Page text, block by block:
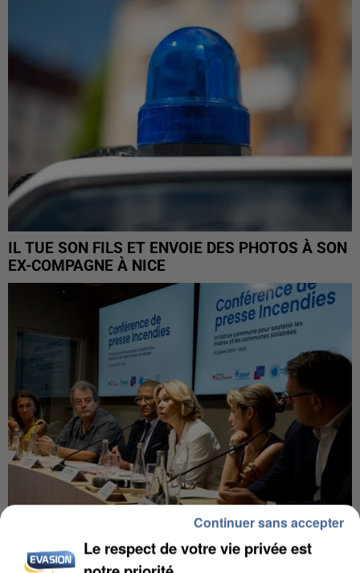
IL TUE SON FILS ET ENVOIE DES PHOTOS À SON
EX-COMPAGNE À NICE
INCENDIES : L’ÎLE-DE-FRANCE LANCE UN ÉLAN
Le respect de votre vie privée est
Continuer sans accepter